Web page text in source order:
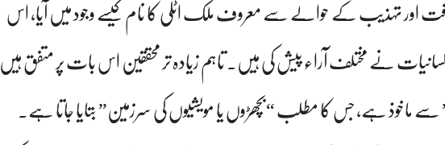
اور تہذیب کے حوالے سے معروف ملک اٹلی کا نام کیسے وجود میں آیا، اس
نے مختلف آراء پیش کی ہیں۔ تاہم زیادہ تر محققین اس بات پر متفق ہیں